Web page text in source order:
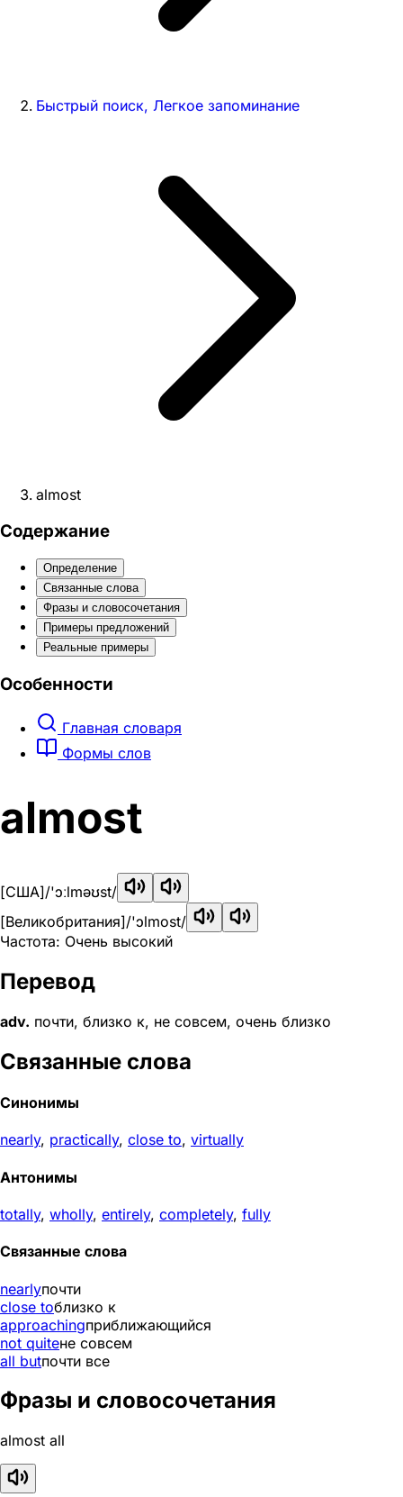
Быстрый поиск, Легкое запоминание
almost
Содержание
Определение
Связанные слова
Фразы и словосочетания
Примеры предложений
Реальные примеры
Особенности
Главная словаря
Формы слов
almost
[США]/'ɔːlməʊst/
[Великобритания]/'ɔlmost/
Частота: Очень высокий
Перевод
adv. почти, близко к, не совсем, очень близко
Связанные слова
Синонимы
nearly, practically, close to, virtually
Антонимы
totally, wholly, entirely, completely, fully
Связанные слова
nearlyпочти
close toблизко к
approachingприближающийся
not quiteне совсем
all butпочти все
Фразы и словосочетания
almost all